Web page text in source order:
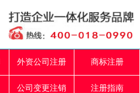
外资公司注册 商标注册
公司变更注销 注册指南